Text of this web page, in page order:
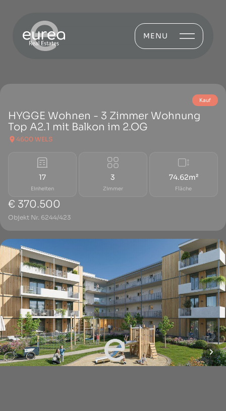
MENU
Kauf
HYGGE Wohnen - 3 Zimmer Wohnung
Top A2.1 mit Balkon im 2.OG
4600 WELS
17
Einheiten
3
Zimmer
74.62m²
Fläche
€ 370.500
Objekt Nr. 6244/423